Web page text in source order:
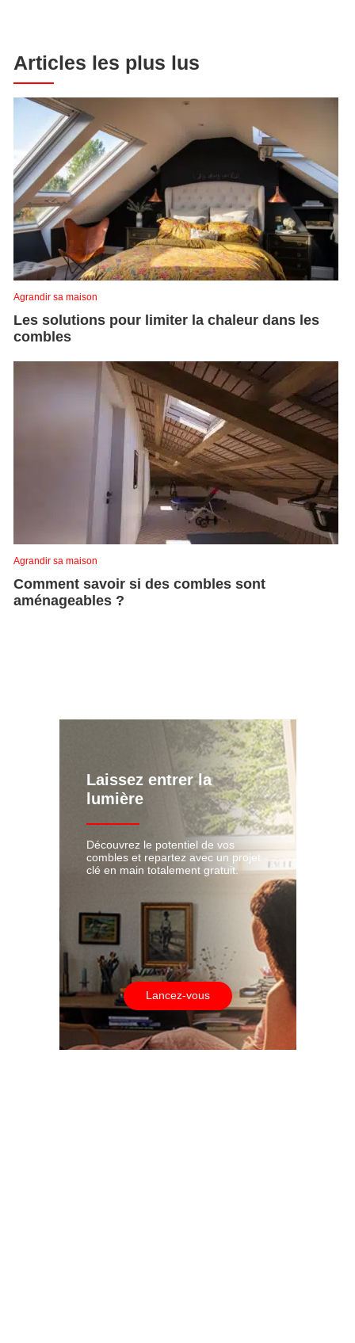
Articles les plus lus
Agrandir sa maison
Les solutions pour limiter la chaleur dans les
combles
Agrandir sa maison
Comment savoir si des combles sont
aménageables ?
Laissez entrer la
lumière
Découvrez le potentiel de vos
combles et repartez avec un projet
clé en main totalement gratuit.
Lancez-vous